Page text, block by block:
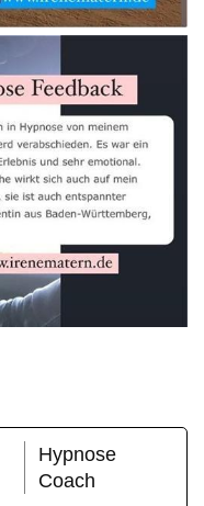
Hypnose
Coach